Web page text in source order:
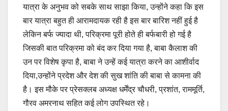
यात्रा के अनुभव को सबके साथ साझा किया, उन्होंने कहा कि इस
बार यात्रा बहुत ही आरामदायक रही है इस बार बारिश नहीं हुई है
लेकिन बर्फ ज्यादा थी, परिक्रमा पूरी होते ही बर्फबारी हो गई है
जिसकी बात परिक्रमा को बंद कर दिया गया है, बाबा कैलाश की
उन पर विशेष कृपा है, बाबा ने उन्हें कई यात्रा करने का आशीर्वाद
दिया,उन्होंने प्रदेश और देश की सुख शांति की बाबा से कामना की
है। इस मौके पर प्रेसक्लब अध्यक्ष धर्मेंद्र चौधरी, प्रशांत, राममूर्ति,
गौरव अमरनाथ सहित कई लोग उपस्थित रहे।